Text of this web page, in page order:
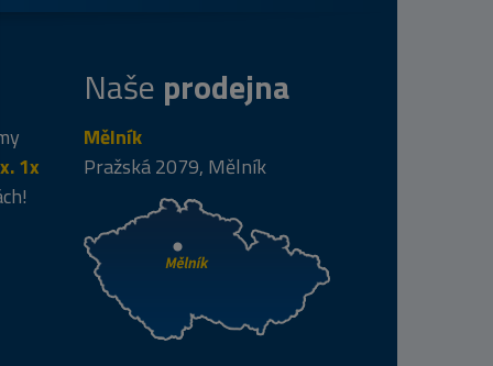
1x
Naše prodejna
Mělník
Pražská 2079, Mělník